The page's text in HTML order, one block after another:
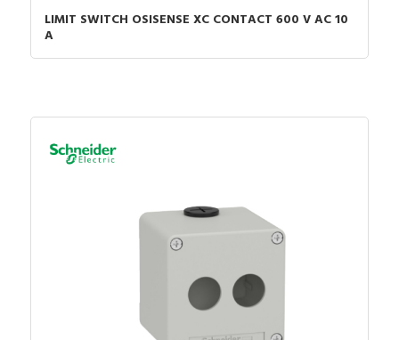
LIMIT SWITCH OSISENSE XC CONTACT 600 V AC 10
A